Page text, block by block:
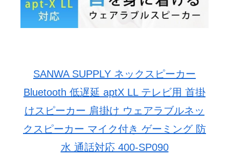
SANWA SUPPLY ネックスピーカー
Bluetooth 低遅延 aptX LL テレビ用 首掛
けスピーカー 肩掛け ウェアラブルネッ
クスピーカー マイク付き ゲーミング 防
水 通話対応 400-SP090